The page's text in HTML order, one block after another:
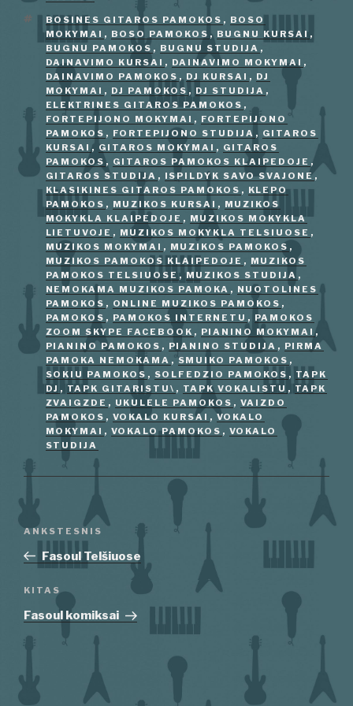
ŽYMOS
BOSINES GITAROS PAMOKOS , BOSO
MOKYMAI , BOSO PAMOKOS , BUGNU KURSAI ,
BUGNU PAMOKOS , BUGNU STUDIJA ,
DAINAVIMO KURSAI , DAINAVIMO MOKYMAI ,
DAINAVIMO PAMOKOS , DJ KURSAI , DJ
MOKYMAI , DJ PAMOKOS , DJ STUDIJA ,
ELEKTRINES GITAROS PAMOKOS ,
FORTEPIJONO MOKYMAI , FORTEPIJONO
PAMOKOS , FORTEPIJONO STUDIJA , GITAROS
KURSAI , GITAROS MOKYMAI , GITAROS
PAMOKOS , GITAROS PAMOKOS KLAIPEDOJE ,
GITAROS STUDIJA , ISPILDYK SAVO SVAJONE,
KLASIKINES GITAROS PAMOKOS , KLEPO
PAMOKOS , MUZIKOS KURSAI , MUZIKOS
MOKYKLA KLAIPEDOJE , MUZIKOS MOKYKLA
LIETUVOJE , MUZIKOS MOKYKLA TELSIUOSE ,
MUZIKOS MOKYMAI , MUZIKOS PAMOKOS ,
MUZIKOS PAMOKOS KLAIPEDOJE , MUZIKOS
PAMOKOS TELSIUOSE , MUZIKOS STUDIJA ,
NEMOKAMA MUZIKOS PAMOKA , NUOTOLINES
PAMOKOS , ONLINE MUZIKOS PAMOKOS ,
PAMOKOS , PAMOKOS INTERNETU , PAMOKOS
ZOOM SKYPE FACEBOOK , PIANINO MOKYMAI ,
PIANINO PAMOKOS , PIANINO STUDIJA , PIRMA
PAMOKA NEMOKAMA ,SMUIKO PAMOKOS ,
SOKIU PAMOKOS , SOLFEDZIO PAMOKOS , TAPK
DJ , TAPK GITARISTU\ , TAPK VOKALISTU , TAPK
ZVAIGZDE , UKULELE PAMOKOS , VAIZDO
PAMOKOS , VOKALO KURSAI , VOKALO
MOKYMAI , VOKALO PAMOKOS , VOKALO
STUDIJA
Navigacija
tarp
įrašų
Ankstesnis
įrašas
ANKSTESNIS
Fasoul Telšiuose
Kitas
įrašas
KITAS
Fasoul komiksai